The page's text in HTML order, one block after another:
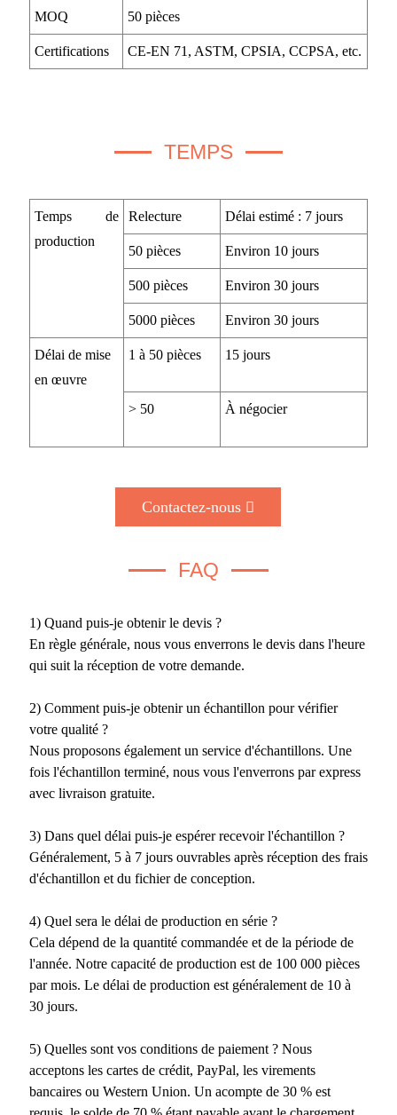
MOQ 50 pièces
Certifications CE-EN 71, ASTM, CPSIA, CCPSA, etc.
TEMPS
Temps de
production
Relecture Délai estimé : 7 jours
50 pièces Environ 10 jours
500 pièces Environ 30 jours
5000 pièces Environ 30 jours
Délai de mise
en œuvre
1 à 50 pièces 15 jours
> 50 À négocier
Contactez-nous
FAQ
1) Quand puis-je obtenir le devis ?
En règle générale, nous vous enverrons le devis dans l'heure
qui suit la réception de votre demande.
2) Comment puis-je obtenir un échantillon pour vérifier
votre qualité ?
Nous proposons également un service d'échantillons. Une
fois l'échantillon terminé, nous vous l'enverrons par express
avec livraison gratuite.
3) Dans quel délai puis-je espérer recevoir l'échantillon ?
Généralement, 5 à 7 jours ouvrables après réception des frais
d'échantillon et du fichier de conception.
4) Quel sera le délai de production en série ?
Cela dépend de la quantité commandée et de la période de
l'année. Notre capacité de production est de 100 000 pièces
par mois. Le délai de production est généralement de 10 à
30 jours.
5) Quelles sont vos conditions de paiement ? Nous
acceptons les cartes de crédit, PayPal, les virements
bancaires ou Western Union. Un acompte de 30 % est